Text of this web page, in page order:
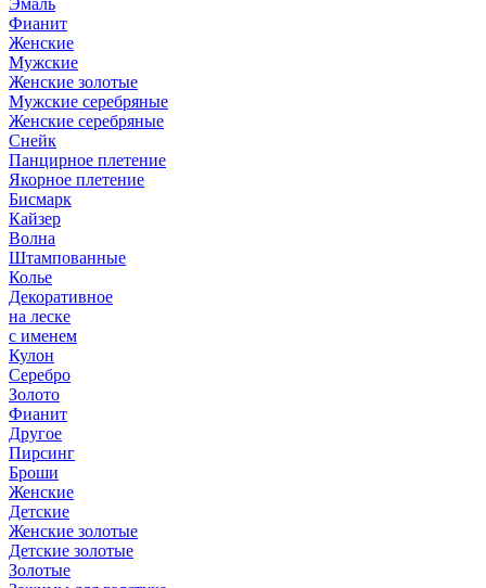
Эмаль
Фианит
Женские
Мужские
Женские золотые
Мужские серебряные
Женские серебряные
Снейк
Панцирное плетение
Якорное плетение
Бисмарк
Кайзер
Волна
Штампованные
Колье
Декоративное
на леске
с именем
Кулон
Серебро
Золото
Фианит
Другое
Пирсинг
Броши
Женские
Детские
Женские золотые
Детские золотые
Золотые